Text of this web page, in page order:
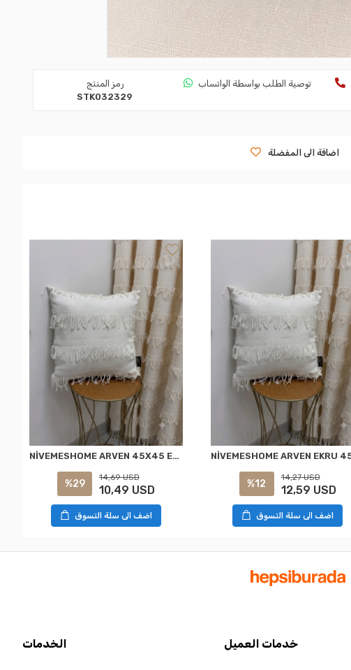
رمز المنتج
STK032329
توصية الطلب بواسطة الواتساب
اضافة الى المفضلة
NİVEMESHOME ARVEN 45X45 EKRU KIRLENT KILIFI
%29
14,69 USD
10,49 USD
اضف الى سلة التسوق
%12
14,27 USD
12,59 USD
اضف الى سلة التسوق
الخدمات خدمات العميل